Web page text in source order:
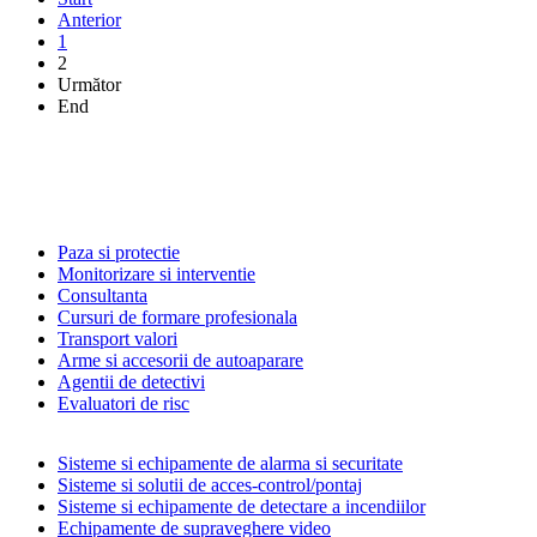
Anterior
1
2
Următor
End
Paza si protectie
Monitorizare si interventie
Consultanta
Cursuri de formare profesionala
Transport valori
Arme si accesorii de autoaparare
Agentii de detectivi
Evaluatori de risc
Sisteme si echipamente de alarma si securitate
Sisteme si solutii de acces-control/pontaj
Sisteme si echipamente de detectare a incendiilor
Echipamente de supraveghere video